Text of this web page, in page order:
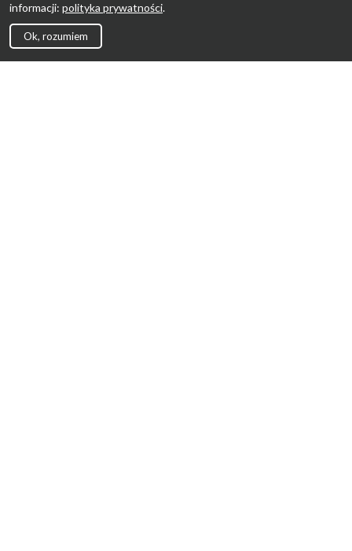
informacji: polityka prywatności.
Ok, rozumiem